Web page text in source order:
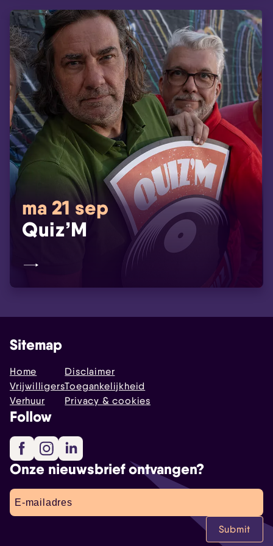
ma 21 sep
Quiz’M
Sitemap
Home
Vrijwilligers
Verhuur
Disclaimer
Toegankelijkheid
Privacy & cookies
Follow
FacebookInstagram
Onze nieuwsbrief ontvangen?